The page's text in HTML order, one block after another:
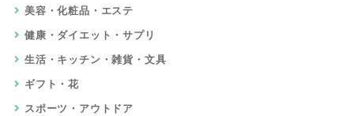
美容・化粧品・エステ
健康・ダイエット・サプリ
生活・キッチン・雑貨・文具
ギフト・花
スポーツ・アウトドア